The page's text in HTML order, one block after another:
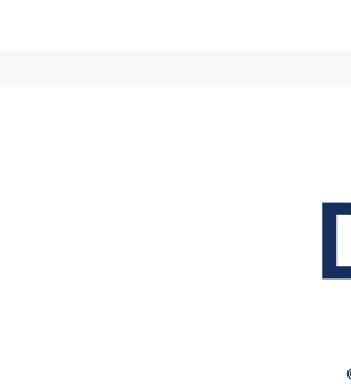
(N150, N152, N154), Gare Saint-